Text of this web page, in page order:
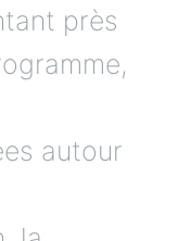
près
autour